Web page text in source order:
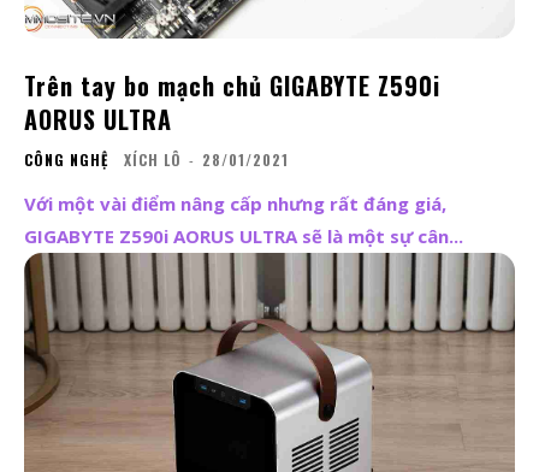
Trên tay bo mạch chủ GIGABYTE Z590i
AORUS ULTRA
CÔNG NGHỆ XÍCH LÔ - 28/01/2021
Với một vài điểm nâng cấp nhưng rất đáng giá,
GIGABYTE Z590i AORUS ULTRA sẽ là một sự cân...